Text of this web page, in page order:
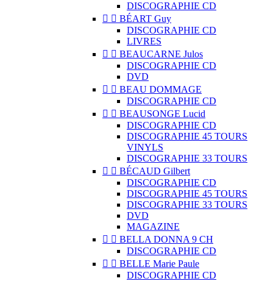
DISCOGRAPHIE CD
  BÉART Guy
DISCOGRAPHIE CD
LIVRES
  BEAUCARNE Julos
DISCOGRAPHIE CD
DVD
  BEAU DOMMAGE
DISCOGRAPHIE CD
  BEAUSONGE Lucid
DISCOGRAPHIE CD
DISCOGRAPHIE 45 TOURS
VINYLS
DISCOGRAPHIE 33 TOURS
  BÉCAUD Gilbert
DISCOGRAPHIE CD
DISCOGRAPHIE 45 TOURS
DISCOGRAPHIE 33 TOURS
DVD
MAGAZINE
  BELLA DONNA 9 CH
DISCOGRAPHIE CD
  BELLE Marie Paule
DISCOGRAPHIE CD